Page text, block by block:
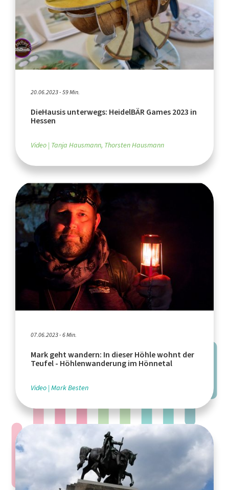
20.06.2023 - 59 Min.
DieHausis unterwegs: HeidelBÄR Games 2023 in
Hessen
Video Tanja Hausmann, Thorsten Hausmann
07.06.2023 - 6 Min.
Mark geht wandern: In dieser Höhle wohnt der
Teufel - Höhlenwanderung im Hönnetal
Video Mark Besten